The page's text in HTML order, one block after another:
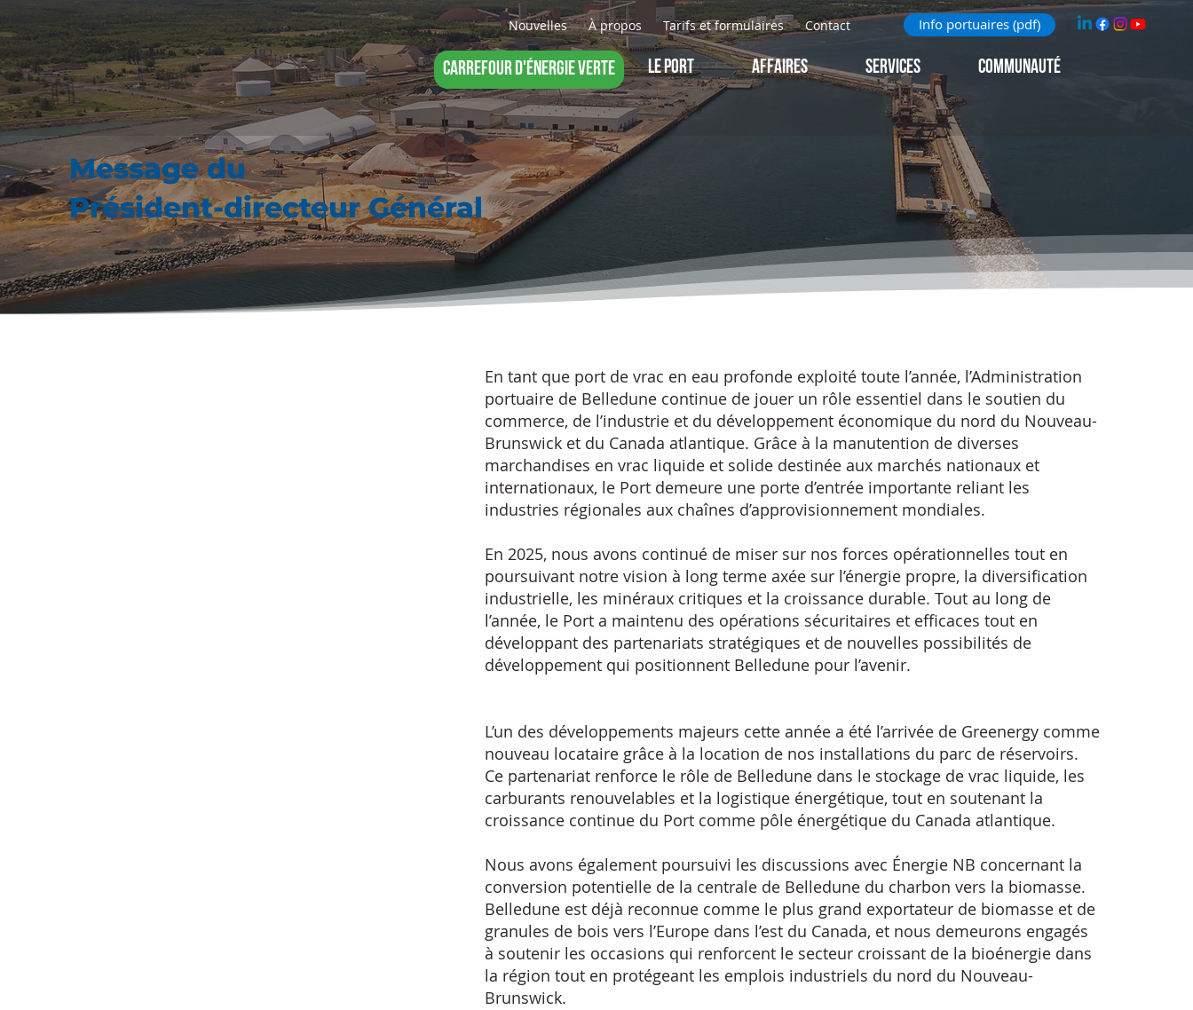
CARREFOUR D'ÉNERGIE VERTE LE PORT AFFAIRES Services Communauté
Nouvelles À propos Tarifs et formulaires Contact Info portuaires (pdf)
Message du
Président-directeur Général
En tant que port de vrac en eau profonde exploité toute l’année, l’Administration
portuaire de Belledune continue de jouer un rôle essentiel dans le soutien du
commerce, de l’industrie et du développement économique du nord du Nouveau-
Brunswick et du Canada atlantique. Grâce à la manutention de diverses
marchandises en vrac liquide et solide destinée aux marchés nationaux et
internationaux, le Port demeure une porte d’entrée importante reliant les
industries régionales aux chaînes d’approvisionnement mondiales.
En 2025, nous avons continué de miser sur nos forces opérationnelles tout en
poursuivant notre vision à long terme axée sur l’énergie propre, la diversification
industrielle, les minéraux critiques et la croissance durable. Tout au long de
l’année, le Port a maintenu des opérations sécuritaires et efficaces tout en
développant des partenariats stratégiques et de nouvelles possibilités de
développement qui positionnent Belledune pour l’avenir.
L’un des développements majeurs cette année a été l’arrivée de Greenergy comme
nouveau locataire grâce à la location de nos installations du parc de réservoirs.
Ce partenariat renforce le rôle de Belledune dans le stockage de vrac liquide, les
carburants renouvelables et la logistique énergétique, tout en soutenant la
croissance continue du Port comme pôle énergétique du Canada atlantique.
Nous avons également poursuivi les discussions avec Énergie NB concernant la
conversion potentielle de la centrale de Belledune du charbon vers la biomasse.
Belledune est déjà reconnue comme le plus grand exportateur de biomasse et de
granules de bois vers l’Europe dans l’est du Canada, et nous demeurons engagés
à soutenir les occasions qui renforcent le secteur croissant de la bioénergie dans
la région tout en protégeant les emplois industriels du nord du Nouveau-
Brunswick.